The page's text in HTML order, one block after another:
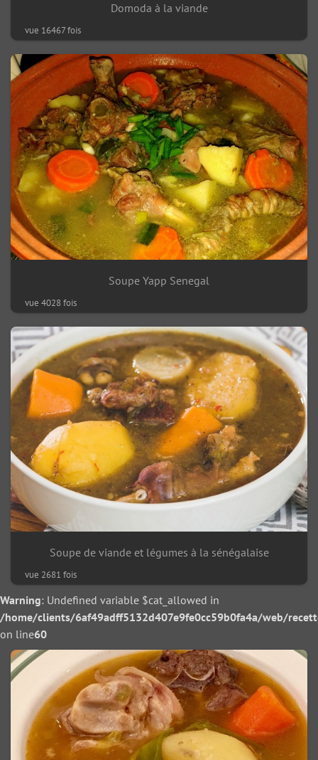
Domoda à la viande
vue 16467 fois
Soupe Yapp Senegal
vue 4028 fois
Soupe de viande et légumes à la sénégalaise
vue 2681 fois
Warning: Undefined variable $cat_allowed in
/home/clients/6af49adff5132d407e9fe0cc59b0fa4a/web/
on line60